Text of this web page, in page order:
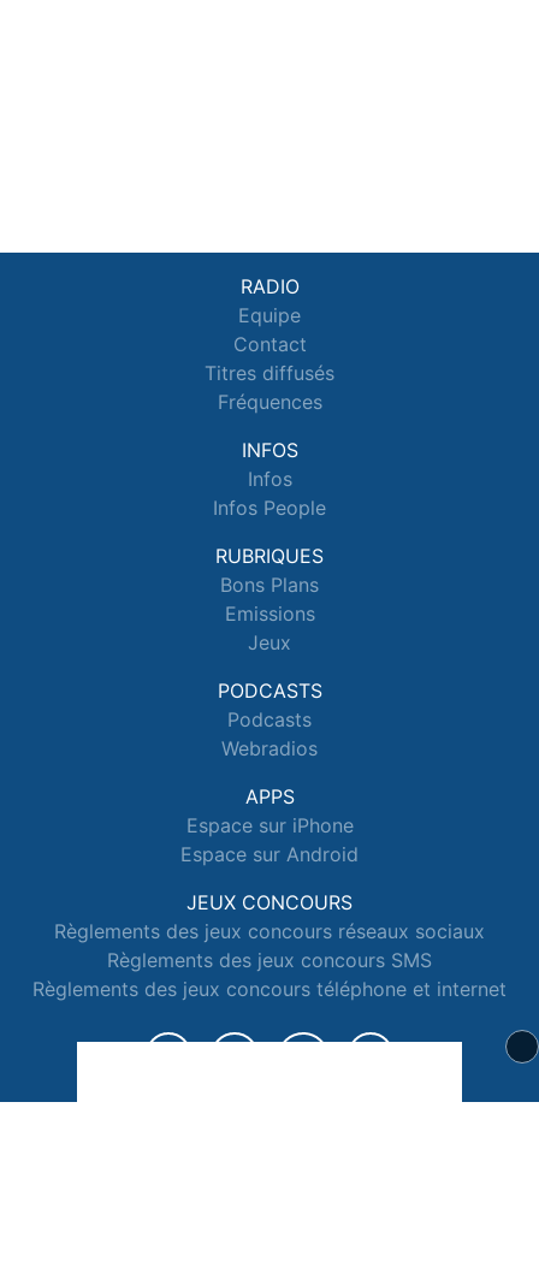
RADIO
Equipe
Contact
Titres diffusés
Fréquences
INFOS
Infos
Infos People
RUBRIQUES
Bons Plans
Emissions
Jeux
PODCASTS
Podcasts
Webradios
APPS
Espace sur iPhone
Espace sur Android
JEUX CONCOURS
Règlements des jeux concours réseaux sociaux
Règlements des jeux concours SMS
Règlements des jeux concours téléphone et internet